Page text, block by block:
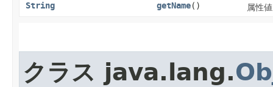
String getName() 属性
クラス java.lang.